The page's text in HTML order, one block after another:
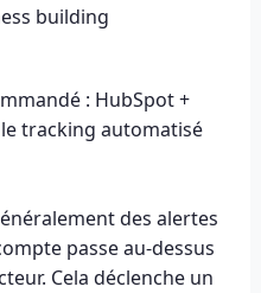
building
: HubSpot +
tracking automatisé
des alertes
passe au-dessus
Cela déclenche un